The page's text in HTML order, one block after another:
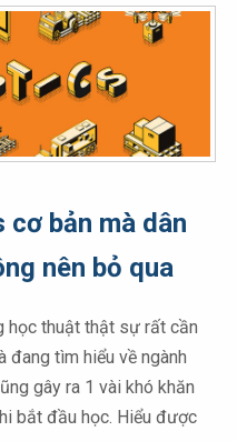
bản mà dân
nên bỏ qua
học thuật thật sự rất cần
đang tìm hiểu về ngành
gây ra 1 vài khó khăn
bắt đầu học. Hiểu được